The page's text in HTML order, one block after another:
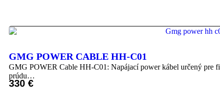
GMG POWER CABLE HH-C01
GMG POWER Cable HH-C01: Napájací power kábel určený pre
prúdu…
330 €